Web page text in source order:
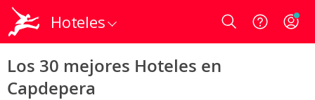
Hoteles Login
Los 30 mejores Hoteles en
Capdepera